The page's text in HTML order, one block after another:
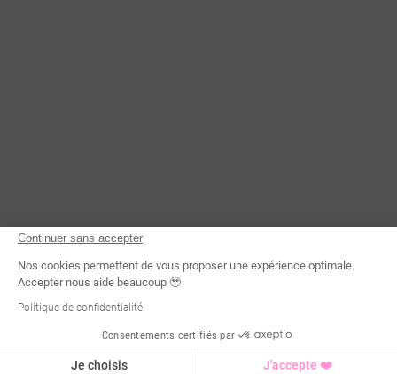
Continuer sans accepter
Nos cookies permettent de vous proposer une expérience optimale.
Accepter nous aide beaucoup 🥹
Politique de confidentialité
Consentements certifiés par
Je choisis J'accepte ❤️